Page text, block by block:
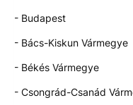
- Budapest
- Bács-Kiskun Vármegye
- Békés Vármegye
- Csongrád-Csanád